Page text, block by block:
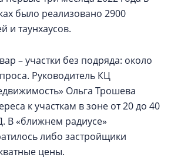
было реализовано 2900
и таунхаусов.
– участки без подряда: около
Руководитель КЦ
Ольга Трошева
к участкам в зоне от 20 до 40
В «ближнем радиусе»
либо застройщики
цены.